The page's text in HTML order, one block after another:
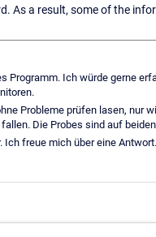
As a result, some of the
Programm. Ich würde gerne
Probleme prüfen lasen, nur
Die Probes sind auf
freue mich über eine Antwort.